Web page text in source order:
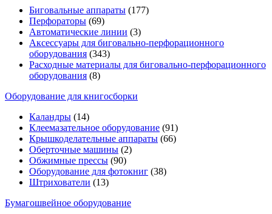
Биговальные аппараты (177)
Перфораторы (69)
Автоматические линии (3)
Аксессуары для биговально-перфорационного
оборудования (343)
Расходные материалы для биговально-перфорационного
оборудования (8)
Оборудование для книгосборки
Каландры (14)
Клеемазательное оборудование (91)
Крышкоделательные аппараты (66)
Оберточные машины (2)
Обжимные прессы (90)
Оборудование для фотокниг (38)
Штрихователи (13)
Бумагошвейное оборудование